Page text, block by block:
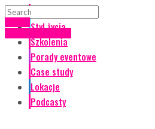
Event Talks
Styl życia
Szkolenia
Porady eventowe
Case study
Lokacje
Podcasty